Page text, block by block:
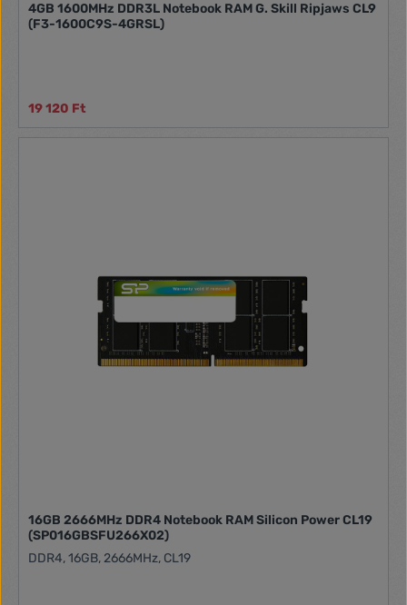
4GB 1600MHz DDR3L Notebook RAM G. Skill Ripjaws CL9
(F3-1600C9S-4GRSL)
19 120 Ft
16GB 2666MHz DDR4 Notebook RAM Silicon Power CL19
(SP016GBSFU266X02)
DDR4, 16GB, 2666MHz, CL19